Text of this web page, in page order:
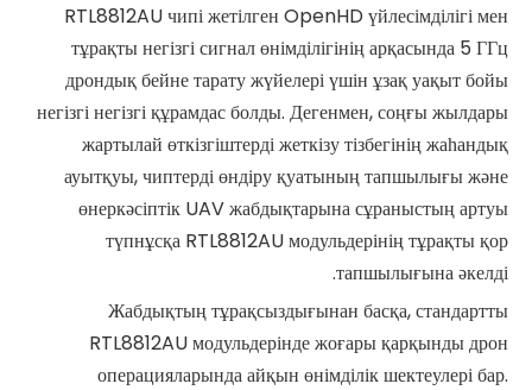
RTL8812AU чипі жетілген OpenHD үйлесімділігі мен
тұрақты негізгі сигнал өнімділігінің арқасында 5 ГГц
дрондық бейне тарату жүйелері үшін ұзақ уақыт бойы
негізгі негізгі құрамдас болды. Дегенмен, соңғы жылдары
жартылай өткізгіштерді жеткізу тізбегінің жаһандық
ауытқуы, чиптерді өндіру қуатының тапшылығы және
өнеркәсіптік UAV жабдықтарына сұраныстың артуы
түпнұсқа RTL8812AU модульдерінің тұрақты қор
тапшылығына әкелді.
Жабдықтың тұрақсыздығынан басқа, стандартты
RTL8812AU модульдерінде жоғары қарқынды дрон
операцияларында айқын өнімділік шектеулері бар.